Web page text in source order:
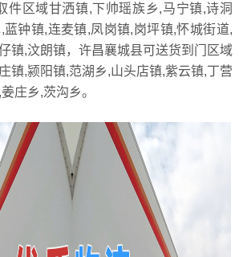
件区域甘洒镇,下帅瑶族乡,马宁镇,诗洞
蓝钟镇,连麦镇,凤岗镇,岗坪镇,怀城街道,
镇,汶朗镇，许昌襄城县可送货到门区域
镇,颍阳镇,范湖乡,山头店镇,紫云镇,丁营
庄乡,茨沟乡。